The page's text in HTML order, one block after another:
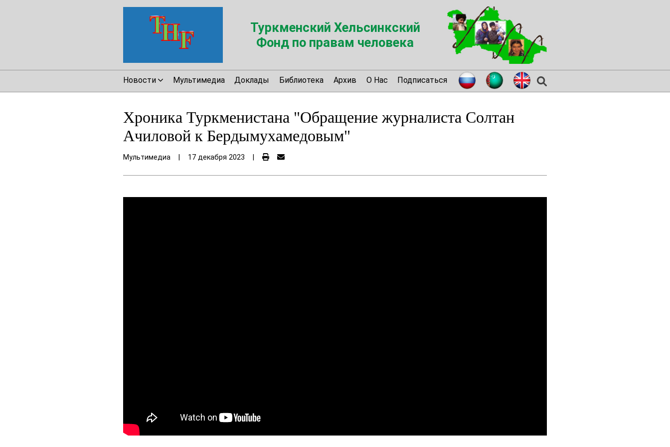
Туркменский Хельсинкский
Фонд по правам человека
Новости Мультимедиа Доклады Библиотека Архив О Нас Подписаться
Хроника Туркменистана "Обращение журналиста Солтан
Ачиловой к Бердымухамедовым"
Мультимедиа 17 декабря 2023